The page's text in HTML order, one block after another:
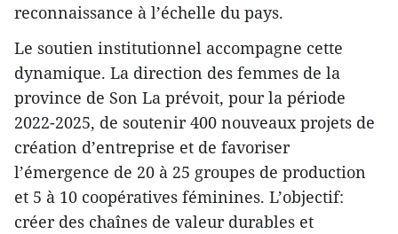
reconnaissance à l’échelle du pays.
Le soutien institutionnel accompagne cette
dynamique. La direction des femmes de la
province de Son La prévoit, pour la période
2022-2025, de soutenir 400 nouveaux projets de
création d’entreprise et de favoriser
l’émergence de 20 à 25 groupes de production
et 5 à 10 coopératives féminines. L’objectif:
créer des chaînes de valeur durables et